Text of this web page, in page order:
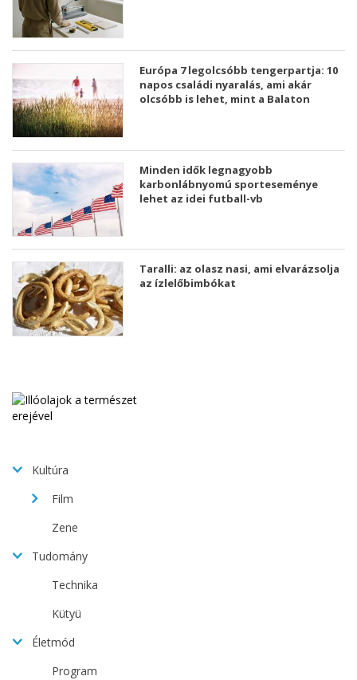
Európa 7 legolcsóbb tengerpartja: 10
napos családi nyaralás, ami akár
olcsóbb is lehet, mint a Balaton
Minden idők legnagyobb
karbonlábnyomú sporteseménye
lehet az idei futball-vb
Taralli: az olasz nasi, ami elvarázsolja
az ízlelőbimbókat
Kultúra
Film
Zene
Tudomány
Technika
Kütyü
Életmód
Program